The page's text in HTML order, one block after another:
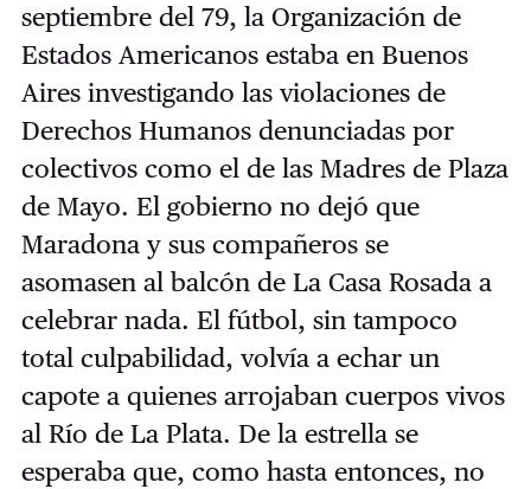
septiembre del 79, la Organización de
Estados Americanos estaba en Buenos
Aires investigando las violaciones de
Derechos Humanos denunciadas por
colectivos como el de las Madres de Plaza
de Mayo. El gobierno no dejó que
Maradona y sus compañeros se
asomasen al balcón de La Casa Rosada a
celebrar nada. El fútbol, sin tampoco
total culpabilidad, volvía a echar un
capote a quienes arrojaban cuerpos vivos
al Río de La Plata. De la estrella se
esperaba que, como hasta entonces, no